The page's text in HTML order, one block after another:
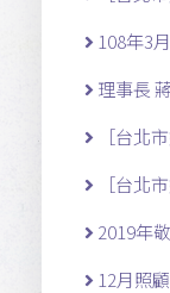
108年3
理事長
［台北
［台北
2019年
12月照